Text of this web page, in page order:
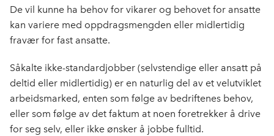
De vil kunne ha behov for vikarer og behovet for ansatte
kan variere med oppdragsmengden eller midlertidig
fravær for fast ansatte.
Såkalte ikke-standardjobber (selvstendige eller ansatt på
deltid eller midlertidig) er en naturlig del av et velutviklet
arbeidsmarked, enten som følge av bedriftenes behov,
eller som følge av det faktum at noen foretrekker å drive
for seg selv, eller ikke ønsker å jobbe fulltid.